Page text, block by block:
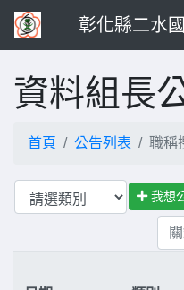
彰化縣二水
資料組長
首頁 公告列表 職稱
我想